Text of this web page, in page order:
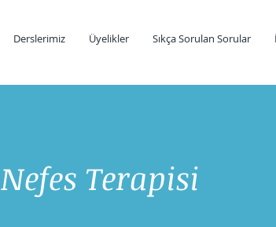
Derslerimiz Üyelikler Sıkça Sorulan Sorular
Nefes Terapisi